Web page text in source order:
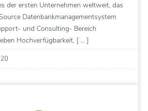
der ersten Unternehmen weltweit, das
Datenbankmanagementsystem
und Consulting- Bereich
Hochverfügbarkeit, [ … ]